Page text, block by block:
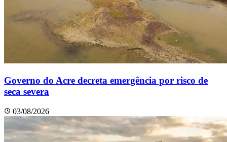
Governo do Acre decreta emergência por risco de
seca severa
03/08/2026